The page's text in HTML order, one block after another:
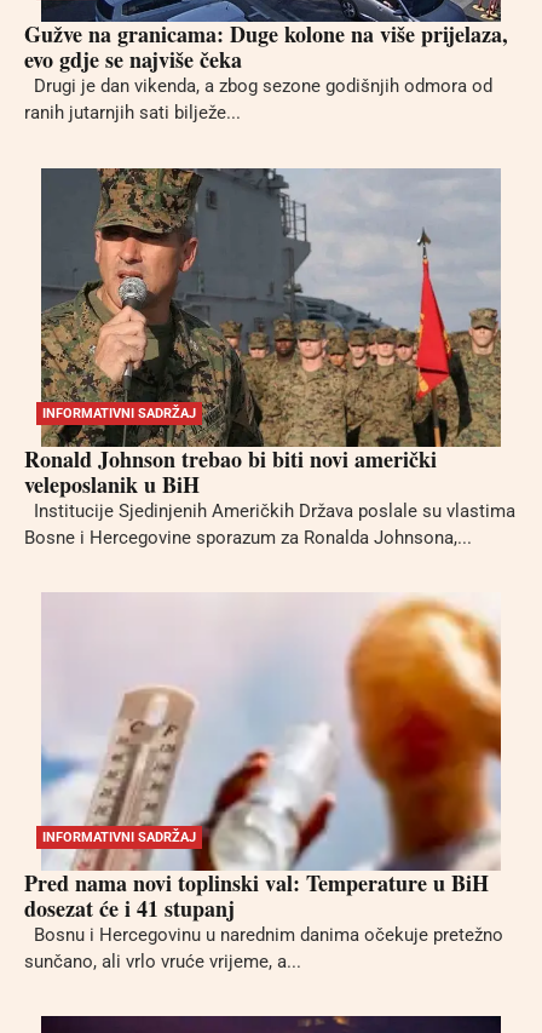
Gužve na granicama: Duge kolone na više prijelaza,
evo gdje se najviše čeka
Drugi je dan vikenda, a zbog sezone godišnjih odmora od
ranih jutarnjih sati bilježe...
INFORMATIVNI SADRŽAJ
Ronald Johnson trebao bi biti novi američki
veleposlanik u BiH
Institucije Sjedinjenih Američkih Država poslale su vlastima
Bosne i Hercegovine sporazum za Ronalda Johnsona,...
INFORMATIVNI SADRŽAJ
Pred nama novi toplinski val: Temperature u BiH
dosezat će i 41 stupanj
Bosnu i Hercegovinu u narednim danima očekuje pretežno
sunčano, ali vrlo vruće vrijeme, a...